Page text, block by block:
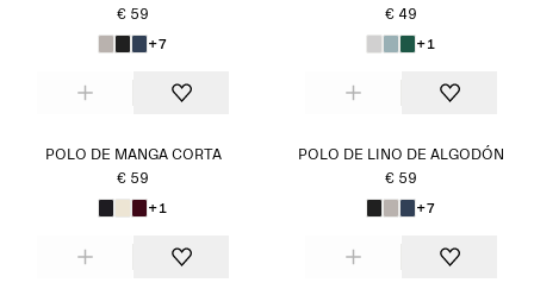
€ 59
+7
€ 49
+1
POLO DE MANGA CORTA
€ 59
+1
POLO DE LINO DE ALGODÓN
€ 59
+7